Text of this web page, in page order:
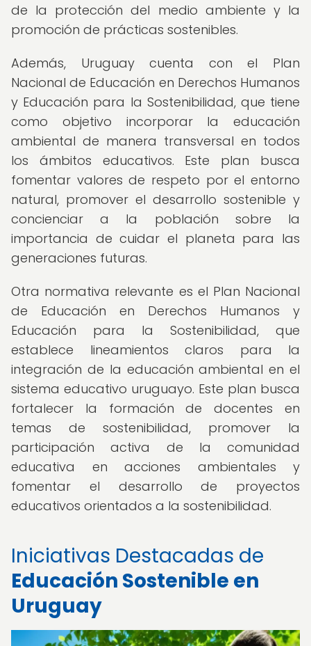
de la protección del medio ambiente y la
promoción de prácticas sostenibles.
Además, Uruguay cuenta con el Plan
Nacional de Educación en Derechos Humanos
y Educación para la Sostenibilidad, que tiene
como objetivo incorporar la educación
ambiental de manera transversal en todos
los ámbitos educativos. Este plan busca
fomentar valores de respeto por el entorno
natural, promover el desarrollo sostenible y
concienciar a la población sobre la
importancia de cuidar el planeta para las
generaciones futuras.
Otra normativa relevante es el Plan Nacional
de Educación en Derechos Humanos y
Educación para la Sostenibilidad, que
establece lineamientos claros para la
integración de la educación ambiental en el
sistema educativo uruguayo. Este plan busca
fortalecer la formación de docentes en
temas de sostenibilidad, promover la
participación activa de la comunidad
educativa en acciones ambientales y
fomentar el desarrollo de proyectos
educativos orientados a la sostenibilidad.
Iniciativas Destacadas de
Educación Sostenible en
Uruguay